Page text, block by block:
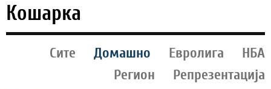
Кошарка
Сите Домашно Евролига
НБА
Регион
Репрезентација